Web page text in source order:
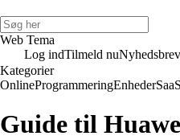
Web Tema
Log indTilmeld nuNyhedsbrev
Kategorier
OnlineProgrammeringEnhederSaaS
Guide til